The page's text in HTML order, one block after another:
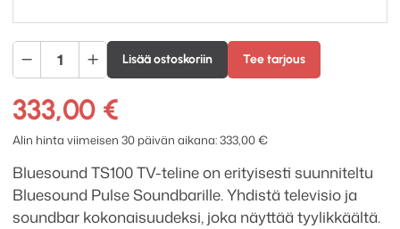
Bluesound
TS100
Pulse
Soundbar
TV-
teline
määrä
Lisää ostoskoriin Tee tarjous
333,00 €
Alin hinta viimeisen 30 päivän aikana:333,00€
Bluesound TS100 TV-teline on erityisesti suunniteltu
Bluesound Pulse Soundbarille. Yhdistä televisio ja
soundbar kokonaisuudeksi, joka näyttää tyylikkäältä.